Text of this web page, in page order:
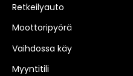
Retkeilyauto
Moottoripyörä
Vaihdossa käy
Myyntitili